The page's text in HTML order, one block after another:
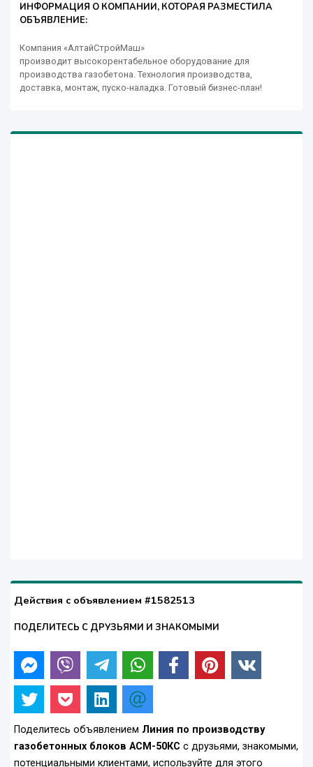
ИНФОРМАЦИЯ О КОМПАНИИ, КОТОРАЯ РАЗМЕСТИЛА
ОБЪЯВЛЕНИЕ:
Компания «АлтайСтройМаш»
производит высокорентабельное оборудование для
производства газобетона. Технология производства,
доставка, монтаж, пуско-наладка. Готовый бизнес-план!
Действия с объявлением #1582513
ПОДЕЛИТЕСЬ С ДРУЗЬЯМИ И ЗНАКОМЫМИ
Поделитесь объявлением Линия по производству
газобетонных блоков АСМ-50КС с друзьями, знакомыми,
потенциальными клиентами, используйте для этого